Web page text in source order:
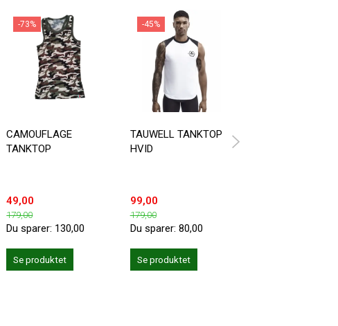
-73%
CAMOUFLAGE
TANKTOP
49,00
179,00
Du sparer: 130,00
Se produktet
-45%
TAUWELL TANKTOP
HVID
99,00
179,00
Du sparer: 80,00
Se produktet